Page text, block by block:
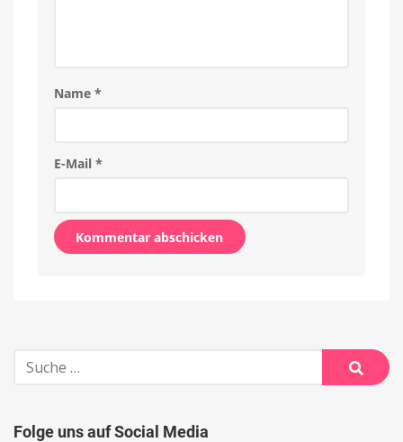
Name *
E-Mail *
Suche
nach:
Suche
Folge uns auf Social Media